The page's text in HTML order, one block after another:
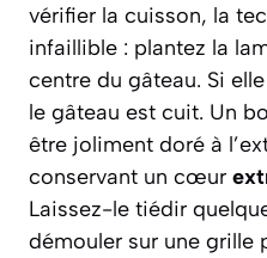
vérifier la cuisson, la
infaillible : plantez la
centre du gâteau. Si
le gâteau est cuit. Un
être joliment doré à
conservant un cœur
Laissez-le tiédir
démouler sur une grille